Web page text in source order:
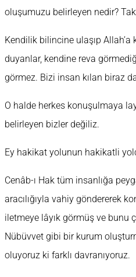
oluşumuzu belirleyen nedir?
Kendilik bilincine ulaşıp Allah’a
duyanlar, kendine reva
görmez. Bizi insan kılan biraz
O halde herkes konuşulmaya
belirleyen bizler değiliz.
Ey hakikat yolunun hakikatli
Cenâb-ı Hak tüm insanlığa
aracılığıyla vahiy göndererek
iletmeye lâyık görmüş ve bunu
Nübüvvet gibi bir kurum
oluyoruz ki farklı davranıyoruz.